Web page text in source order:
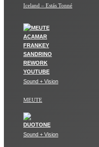
Iceland – Estás Tonné
Sound + Vision
MEUTE
Sound + Vision